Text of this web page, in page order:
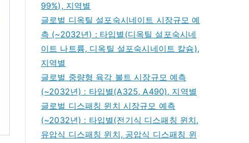
99%), 지역별
글로벌 디옥틸 설포숙시네이트 시장규모 예
측 (~2032년) : 타입별(디옥틸 설포숙시네
이트 나트륨, 디옥틸 설포숙시네이트 칼슘),
지역별
글로벌 중량형 육각 볼트 시장규모 예측
(~2032년) : 타입별(A325, A490), 지역별
글로벌 디스패칭 윈치 시장규모 예측
(~2032년) : 타입별(전기식 디스패칭 윈치,
유압식 디스패칭 윈치, 공압식 디스패칭 윈